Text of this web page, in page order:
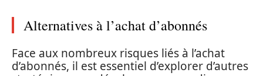
Alternatives à l’achat d’abonnés
Face aux nombreux risques liés à l’achat
d’abonnés, il est essentiel d’explorer d’autres